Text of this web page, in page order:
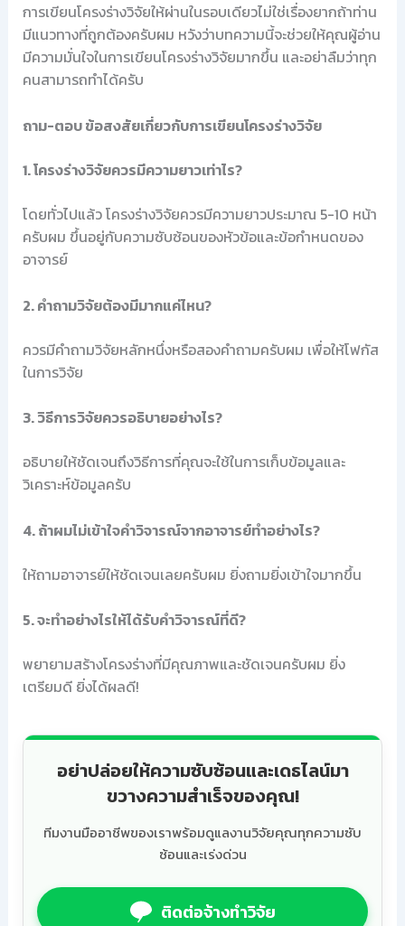
การเขียนโครงร่างวิจัยให้ผ่านในรอบเดียวไม่ใช่เรื่องยากถ้าท่าน
มีแนวทางที่ถูกต้องครับผม หวังว่าบทความนี้จะช่วยให้คุณผู้อ่าน
มีความมั่นใจในการเขียนโครงร่างวิจัยมากขึ้น และอย่าลืมว่าทุก
คนสามารถทำได้ครับ
ถาม-ตอบ ข้อสงสัยเกี่ยวกับการเขียนโครงร่างวิจัย
1. โครงร่างวิจัยควรมีความยาวเท่าไร?
โดยทั่วไปแล้ว โครงร่างวิจัยควรมีความยาวประมาณ 5-10 หน้า
ครับผม ขึ้นอยู่กับความซับซ้อนของหัวข้อและข้อกำหนดของ
อาจารย์
2. คำถามวิจัยต้องมีมากแค่ไหน?
ควรมีคำถามวิจัยหลักหนึ่งหรือสองคำถามครับผม เพื่อให้โฟกัส
ในการวิจัย
3. วิธีการวิจัยควรอธิบายอย่างไร?
อธิบายให้ชัดเจนถึงวิธีการที่คุณจะใช้ในการเก็บข้อมูลและ
วิเคราะห์ข้อมูลครับ
4. ถ้าผมไม่เข้าใจคำวิจารณ์จากอาจารย์ทำอย่างไร?
ให้ถามอาจารย์ให้ชัดเจนเลยครับผม ยิ่งถามยิ่งเข้าใจมากขึ้น
5. จะทำอย่างไรให้ได้รับคำวิจารณ์ที่ดี?
พยายามสร้างโครงร่างที่มีคุณภาพและชัดเจนครับผม ยิ่ง
เตรียมดี ยิ่งได้ผลดี!
อย่าปล่อยให้ความซับซ้อนและเดธไลน์มา
ขวางความสำเร็จของคุณ!
ทีมงานมืออาชีพของเราพร้อมดูแลงานวิจัยคุณทุกความซับ
ซ้อนและเร่งด่วน
ติดต่อจ้างทำวิจัย